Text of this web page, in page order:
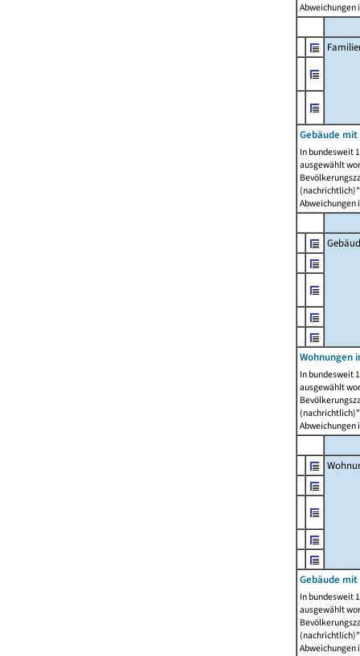
Abweichungen
Gebäude
In bundesweit
ausgewählt
Abweichungen
Wohnungen
In bundesweit
ausgewählt
Abweichungen
Gebäude
In bundesweit
ausgewählt
Abweichungen